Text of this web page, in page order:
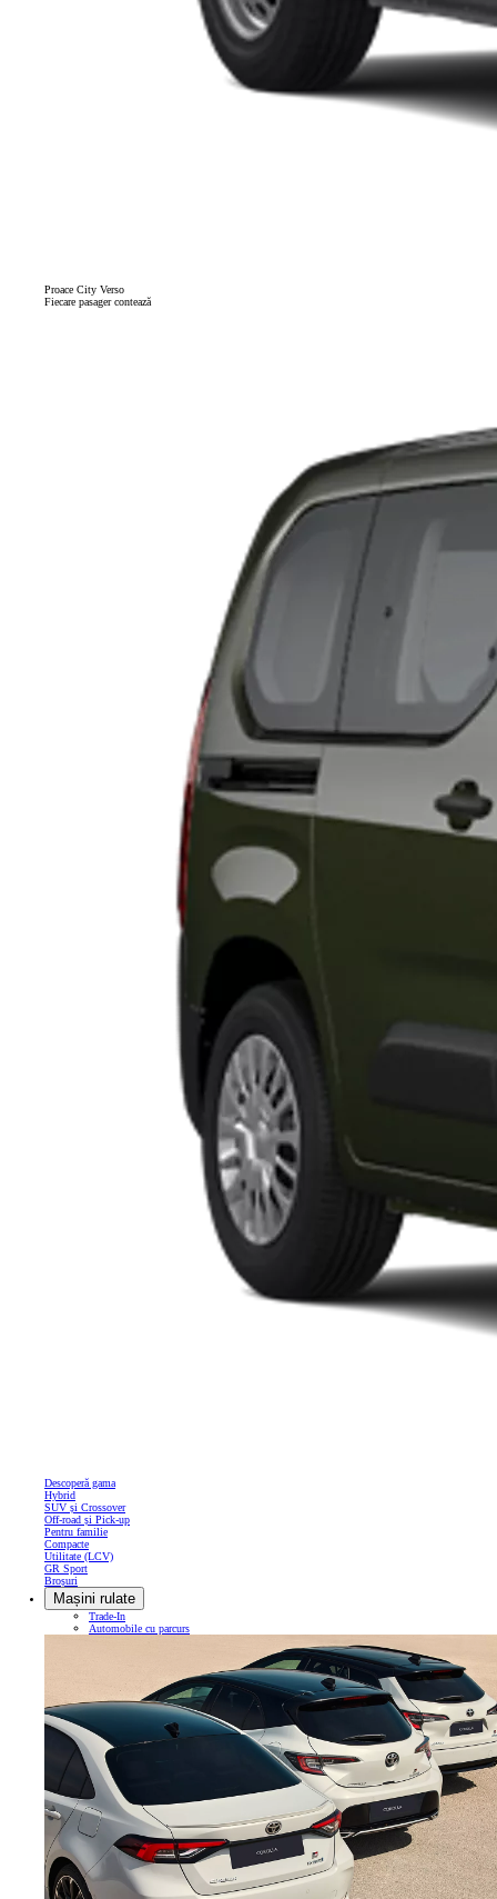
Proace City Verso
Fiecare pasager contează
Descoperă gama
Hybrid
SUV și Crossover
Off-road și Pick-up
Pentru familie
Compacte
Utilitate (LCV)
GR Sport
Broșuri
Mașini rulate
Trade-In
Automobile cu parcurs